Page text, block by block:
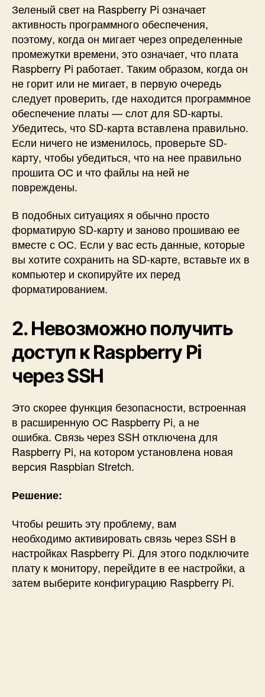
b
e
r
r
y
P
i
и
и
х
р
е
ш
е
я
Зеленый свет на Raspberry Pi означает
активность программного обеспечения,
поэтому, когда он мигает через определенные
промежутки времени, это означает, что плата
Raspberry Pi работает. Таким образом, когда он
не горит или не мигает, в первую очередь
следует проверить, где находится программное
обеспечение платы — слот для SD-карты.
Убедитесь, что SD-карта вставлена ​​правильно.
Если ничего не изменилось, проверьте SD-
карту, чтобы убедиться, что на нее правильно
прошита ОС и что файлы на ней не
повреждены.
В подобных ситуациях я обычно просто
форматирую SD-карту и заново прошиваю ее
вместе с ОС. Если у вас есть данные, которые
вы хотите сохранить на SD-карте, вставьте их в
компьютер и скопируйте их перед
форматированием.
2. Невозможно получить
доступ к Raspberry Pi
через SSH
Это скорее функция безопасности, встроенная
в расширенную ОС Raspberry Pi, а не
ошибка. Связь через SSH отключена для
Raspberry Pi, на котором установлена ​​новая
версия Raspbian Stretch.
Решение:
Чтобы решить эту проблему, вам
необходимоактивировать связь через SSH в
настройках Raspberry Pi. Для этого подключите
плату к монитору, перейдите в ее настройки, а
затем выберите конфигурацию Raspberry Pi.